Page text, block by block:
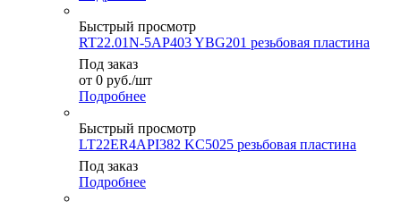
Быстрый просмотр
RT22.01N-5AP403 YBG201 резьбовая пластина
Под заказ
от 0 руб./шт
Подробнее
Быстрый просмотр
LT22ER4API382 KC5025 резьбовая пластина
Под заказ
Подробнее